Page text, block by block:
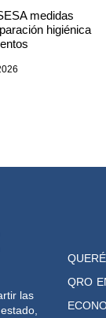
medidas
higiénica
las
QRO